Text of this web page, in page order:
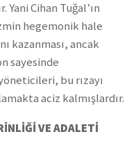
Yani Cihan Tuğal’ın
hegemonik hale
kazanması, ancak
sayesinde
bu rızayı
aciz kalmışlardır.
VE ADALETİ